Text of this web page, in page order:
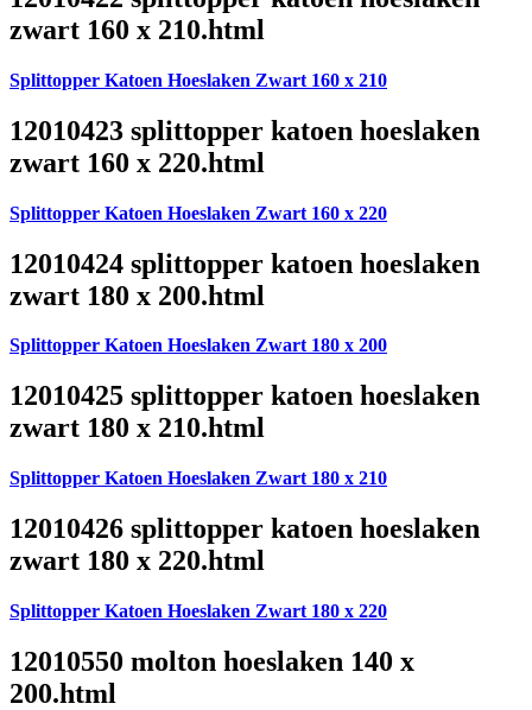
zwart 160 x 210.html
Splittopper Katoen Hoeslaken Zwart 160 x 210
12010423 splittopper katoen hoeslaken
zwart 160 x 220.html
Splittopper Katoen Hoeslaken Zwart 160 x 220
12010424 splittopper katoen hoeslaken
zwart 180 x 200.html
Splittopper Katoen Hoeslaken Zwart 180 x 200
12010425 splittopper katoen hoeslaken
zwart 180 x 210.html
Splittopper Katoen Hoeslaken Zwart 180 x 210
12010426 splittopper katoen hoeslaken
zwart 180 x 220.html
Splittopper Katoen Hoeslaken Zwart 180 x 220
12010550 molton hoeslaken 140 x
200.html